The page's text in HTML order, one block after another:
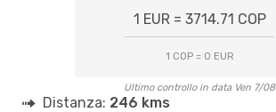
1 EUR = 3714.71 COP
1 COP = 0 EUR
Ultimo controllo in data Ven 7/08
Distanza: 246 kms